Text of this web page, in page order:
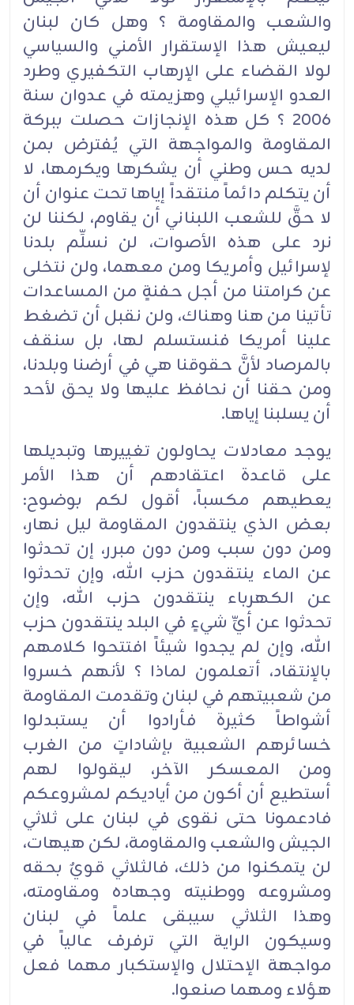
والشعب والمقاومة ؟ وهل كان لبنان
ليعيش هذا الإستقرار الأمني والسياسي
لولا القضاء على الإرهاب التكفيري وطرد
العدو الإسرائيلي وهزيمته في عدوان سنة
٢٠٠٦ ؟ كل هذه الإنجازات حصلت ببركة
المقاومة والمواجهة التي يُفترض بمن
لديه حس وطني أن يشكرها ويكرمها، لا
أن يتكلم دائماً منتقداً إياها تحت عنوان أن
لا حقَّ للشعب اللبناني أن يقاوم، لكننا لن
نرد على هذه الأصوات، لن نسلِّم بلدنا
لإسرائيل وأمريكا ومن معهما، ولن نتخلى
عن كرامتنا من أجل حفنةٍ من المساعدات
تأتينا من هنا وهناك، ولن نقبل أن تضغط
علينا أمريكا فنستسلم لها، بل سنقف
بالمرصاد لأنَّ حقوقنا هي في أرضنا وبلدنا،
ومن حقنا أن نحافظ عليها ولا يحق لأحد
أن يسلبنا إياها.
يوجد معادلات يحاولون تغييرها وتبديلها
على قاعدة اعتقادهم أن هذا الأمر
يعطيهم مكسباً، أقول لكم بوضوح:
بعض الذي ينتقدون المقاومة ليل نهار،
ومن دون سبب ومن دون مبرر، إن تحدثوا
عن الماء ينتقدون حزب الله، وإن تحدثوا
عن الكهرباء ينتقدون حزب الله، وإن
تحدثوا عن أيِّ شيءٍ في البلد ينتقدون حزب
الله، وإن لم يجدوا شيئاً افتتحوا كلامهم
بالإنتقاد، أتعلمون لماذا ؟ لأنهم خسروا
من شعبيتهم في لبنان وتقدمت المقاومة
أشواطاً كثيرة فأرادوا أن يستبدلوا
خسائرهم الشعبية بإشاداتٍ من الغرب
ومن المعسكر الآخر، ليقولوا لهم
أستطيع أن أكون من أياديكم لمشروعكم
فادعمونا حتى نقوى في لبنان على ثلاثي
الجيش والشعب والمقاومة، لكن هيهات،
لن يتمكنوا من ذلك، فالثلاثي قويٌ بحقه
ومشروعه ووطنيته وجهاده ومقاومته،
وهذا الثلاثي سيبقى علماً في لبنان
وسيكون الراية التي ترفرف عالياً في
مواجهة الإحتلال والإستكبار مهما فعل
هؤلاء ومهما صنعوا.